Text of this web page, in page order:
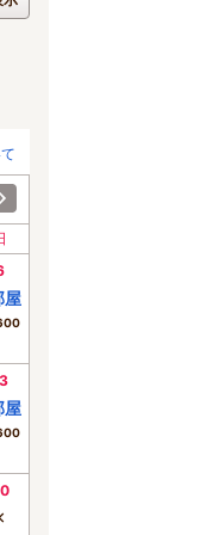
屋
屋